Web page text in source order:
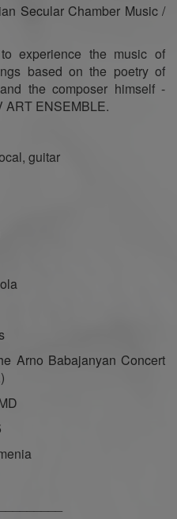
Secular Chamber Music /
experience the music of
based on the poetry of
the composer himself -
ART ENSEMBLE.
guitar
Arno Babajanyan Concert